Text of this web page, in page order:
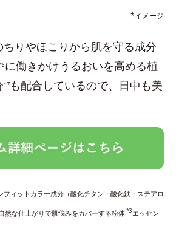
*イメージ
りやほこりから肌を守る成分
に働きかけうるおいを高める植
*7 も配合しているので、日中も美
フィットカラー成分（酸化チタン・酸化鉄・ステアロ
然な仕上がりで肌悩みをカバーする粉体*3エッセン